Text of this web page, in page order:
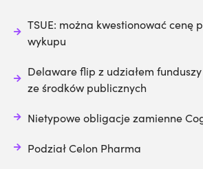
TSUE: można kwestionować cenę
wykupu
Delaware flip z udziałem
ze środków publicznych
Nietypowe obligacje zamienne
Podział Celon Pharma